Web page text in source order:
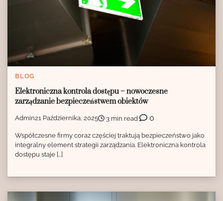
BLOG
Elektroniczna kontrola dostępu – nowoczesne
zarządzanie bezpieczeństwem obiektów
Admin21 Października, 2025 3 min read 0
Współczesne firmy coraz częściej traktują bezpieczeństwo jako
integralny element strategii zarządzania. Elektroniczna kontrola
dostępu staje […]